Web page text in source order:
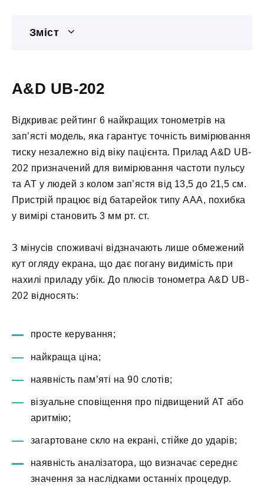
Зміст
A&D UB-202
Відкриває рейтинг 6 найкращих тонометрів на
зап’ясті модель, яка гарантує точність вимірювання
тиску незалежно від віку пацієнта. Прилад A&D UB-
202 призначений для вимірювання частоти пульсу
та АТ у людей з колом зап’ястя від 13,5 до 21,5 см.
Пристрій працює від батарейок типу ААА, похибка
у вимірі становить 3 мм рт. ст.
З мінусів споживачі відзначають лише обмежений
кут огляду екрана, що дає погану видимість при
нахилі приладу убік. До плюсів тонометра A&D UB-
202 відносять:
просте керування;
найкраща ціна;
наявність пам’яті на 90 слотів;
візуальне сповіщення про підвищений АТ або
аритмію;
загартоване скло на екрані, стійке до ударів;
наявність аналізатора, що визначає середнє
значення за наслідками останніх процедур.